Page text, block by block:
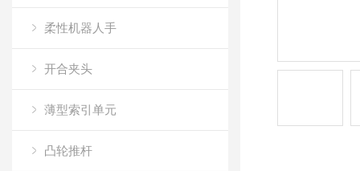
柔性机器人手
开合夹头
薄型索引单元
凸轮推杆